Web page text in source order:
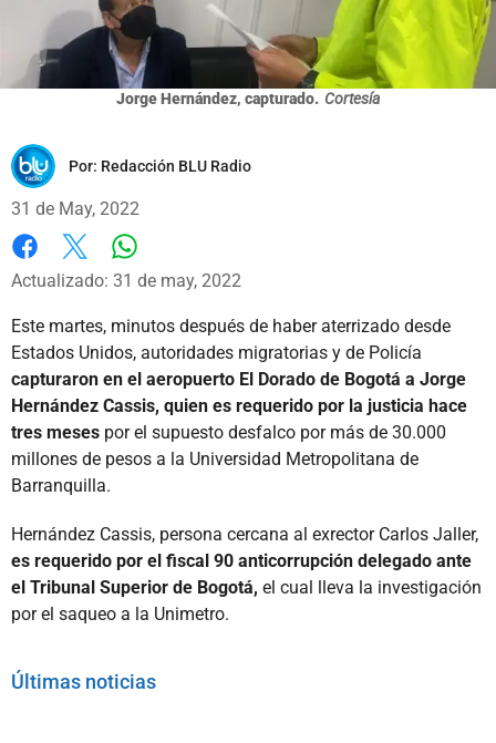
Jorge Hernández, capturado. Cortesía
Por: Redacción BLU Radio
31 de May, 2022
Facebook
X
Actualizado: 31 de may, 2022
Este martes, minutos después de haber aterrizado desde
Estados Unidos, autoridades migratorias y de Policía
capturaron en el aeropuerto El Dorado de Bogotá a Jorge
Hernández Cassis, quien es requerido por la justicia hace
tres meses por el supuesto desfalco por más de 30.000
millones de pesos a la Universidad Metropolitana de
Barranquilla.
Hernández Cassis, persona cercana al exrector Carlos Jaller,
es requerido por el fiscal 90 anticorrupción delegado ante
el Tribunal Superior de Bogotá, el cual lleva la investigación
por el saqueo a la Unimetro.
Últimas noticias